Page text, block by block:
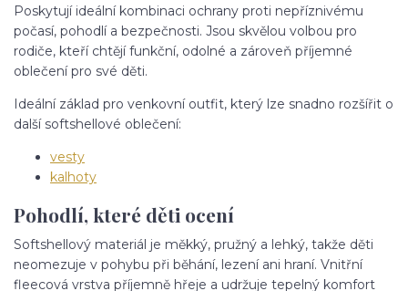
Poskytují ideální kombinaci ochrany proti nepříznivému
počasí, pohodlí a bezpečnosti. Jsou skvělou volbou pro
rodiče, kteří chtějí funkční, odolné a zároveň příjemné
oblečení pro své děti.
Ideální základ pro venkovní outfit, který lze snadno rozšířit o
další softshellové oblečení:
vesty
kalhoty
Pohodlí, které děti ocení
Softshellový materiál je měkký, pružný a lehký, takže děti
neomezuje v pohybu při běhání, lezení ani hraní. Vnitřní
fleecová vrstva příjemně hřeje a udržuje tepelný komfort